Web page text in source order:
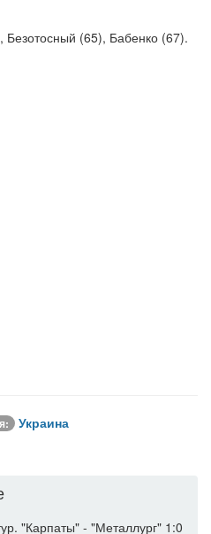
(65), Бабенко (67).
Украина
"Карпаты" - "Металлург" 1:0